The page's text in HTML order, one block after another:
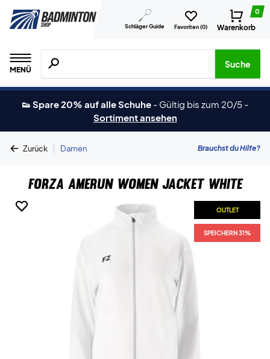
Schläger Guide Favoriten (0)
0
Warenkorb
MENÜ
Suche nach Produkten, Marken usw.
Suche
👟 Spare 20% auf alle Schuhe - Gültig bis zum 20/5 -
Sortiment ansehen
Zurück | Damen Brauchst du Hilfe?
Forza Amerun Women Jacket White
OUTLET
SPEICHERN 31%
OUTLET
SPEICHERN 31%